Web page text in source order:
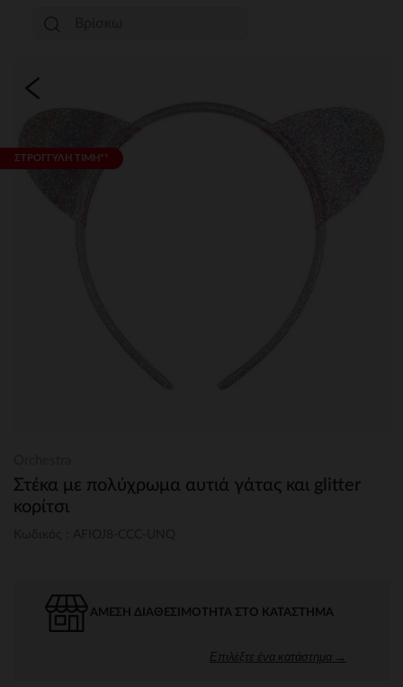
ΣΤΡΟΓΓΥΛΗ ΤΙΜΗ**
Στέκα με πολύχρωμα αυτιά γάτας και glitter
κορίτσι
ΆΜΕΣΗ ΔΙΑΘΕΣΙΜΌΤΗΤΑ ΣΤΟ ΚΑΤΆΣΤΗΜΑ
Επιλέξτε ένα κατάστημα →